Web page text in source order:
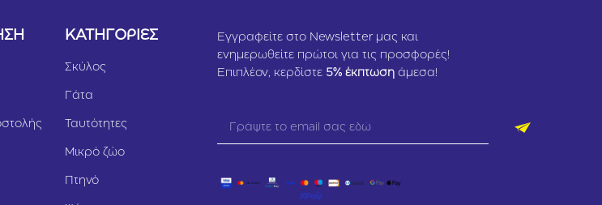
ΚΑΤΗΓΟΡΙΕΣ
Σκύλος
Γάτα
Ταυτότητες
Μικρό ζώο
Πτηνό
Εγγραφείτε στο Newsletter μας και
ενημερωθείτε πρώτοι για τις προσφορές!
Επιπλέον, κερδίστε 5% έκπτωση άμεσα!